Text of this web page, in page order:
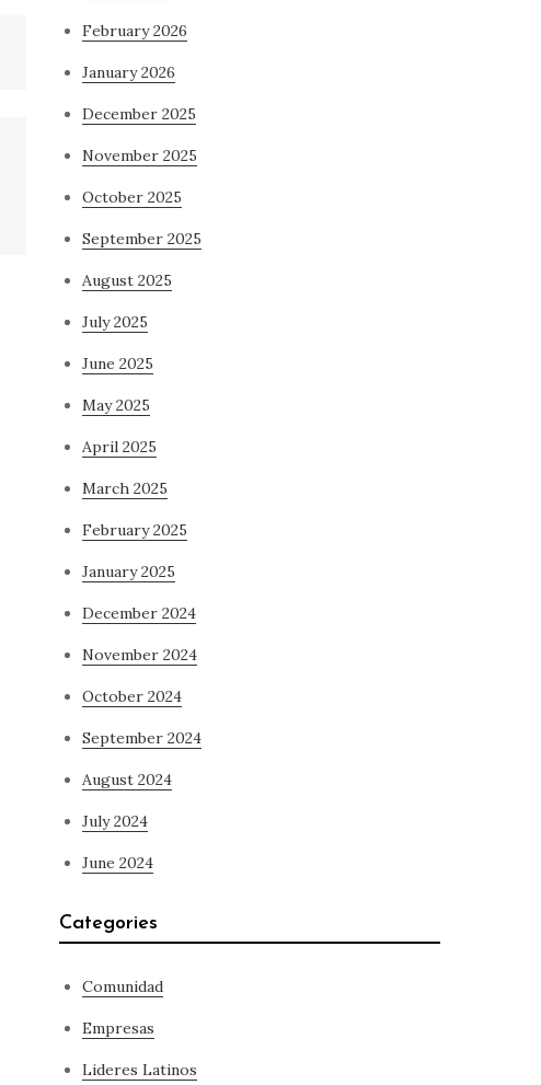
February 2026
January 2026
December 2025
November 2025
October 2025
September 2025
August 2025
July 2025
June 2025
May 2025
April 2025
March 2025
February 2025
January 2025
December 2024
November 2024
October 2024
September 2024
August 2024
July 2024
June 2024
Categories
Comunidad
Empresas
Lideres Latinos